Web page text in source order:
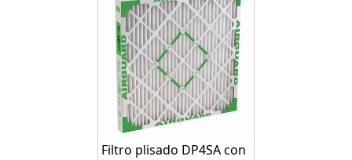
Filtro plisado DP4SA con